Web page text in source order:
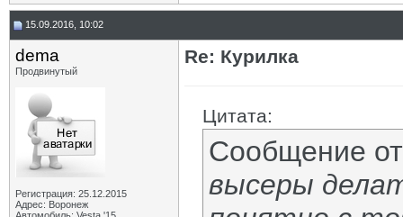
15.09.2016, 10:02
dema
Продвинутый
Регистрация: 25.12.2015
Адрес: Воронеж
Re: Курилка
Цитата:
Сообщение
высеры